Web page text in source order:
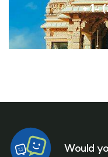
+ 1-
Would